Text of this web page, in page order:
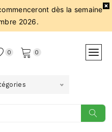
dès la semaine
2026.
0 0